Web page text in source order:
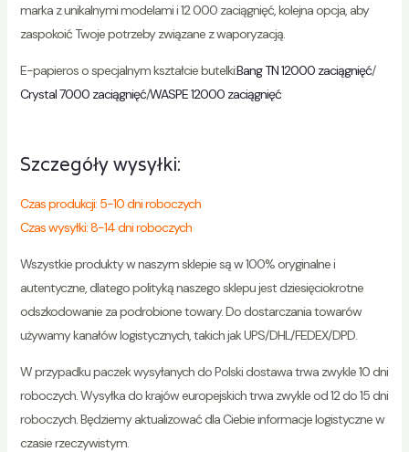
marka z unikalnymi modelami i 12 000 zaciągnięć, kolejna opcja, aby
zaspokoić Twoje potrzeby związane z waporyzacją.
E-papieros o specjalnym kształcie butelki:Bang TN 12000 zaciągnięć/
Crystal 7000 zaciągnięć/WASPE 12000 zaciągnięć
Szczegóły wysyłki:
Czas produkcji: 5-10 dni roboczych
Czas wysyłki: 8-14 dni roboczych
Wszystkie produkty w naszym sklepie są w 100% oryginalne i
autentyczne, dlatego polityką naszego sklepu jest dziesięciokrotne
odszkodowanie za podrobione towary. Do dostarczania towarów
używamy kanałów logistycznych, takich jak UPS/DHL/FEDEX/DPD.
W przypadku paczek wysyłanych do Polski dostawa trwa zwykle 10 dni
roboczych. Wysyłka do krajów europejskich trwa zwykle od 12 do 15 dni
roboczych. Będziemy aktualizować dla Ciebie informacje logistyczne w
czasie rzeczywistym.